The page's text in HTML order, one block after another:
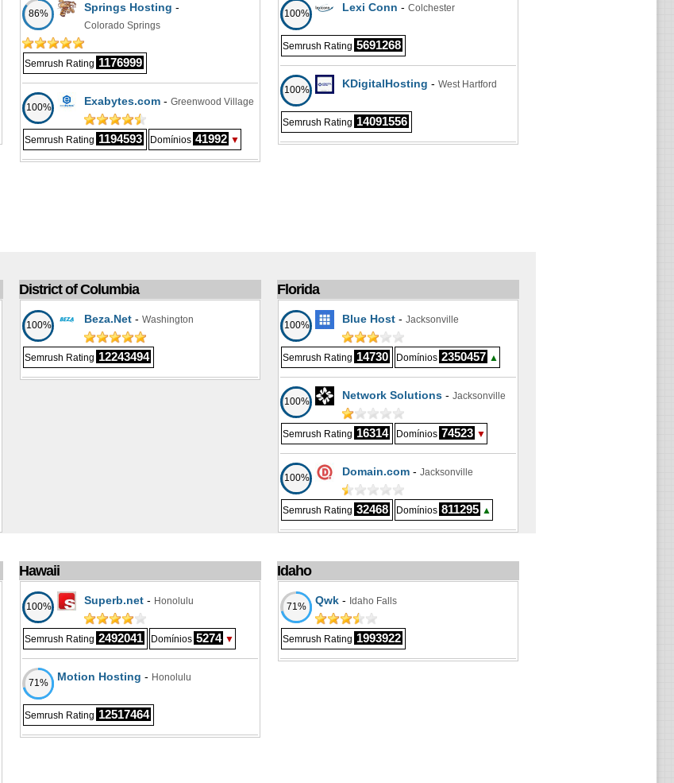
86% Springs Hosting -
Colorado Springs
Semrush Rating 1176999
100% Exabytes.com -Greenwood Village
Semrush Rating 1194593 Domínios 41992 ▼
100% Lexi Conn -Colchester
Semrush Rating 5691268
100% KDigitalHosting -West Hartford
Semrush Rating 14091556
District of Columbia
100% Beza.Net -Washington
Semrush Rating 12243494
Florida
100% Blue Host -Jacksonville
Semrush Rating 14730 Domínios 2350457 ▲
100% Network Solutions -Jacksonville
Semrush Rating 16314 Domínios 74523 ▼
100% Domain.com -Jacksonville
Semrush Rating 32468 Domínios 811295 ▲
Hawaii
100% Superb.net - Honolulu
Semrush Rating 2492041 Domínios 5274 ▼
71% Motion Hosting - Honolulu
Semrush Rating 12517464
Idaho
71% Qwk - Idaho Falls
Semrush Rating 1993922